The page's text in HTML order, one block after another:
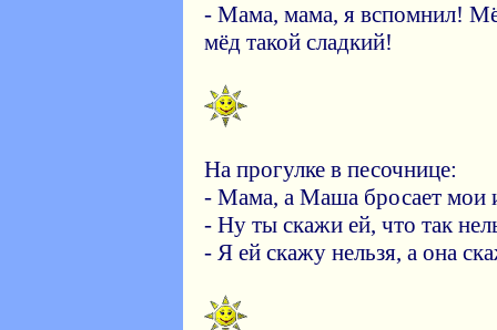
- Мама, мама, я вспомнил!
мёд такой сладкий!
На прогулке в песочнице:
- Мама, а Маша бросает мои
- Ну ты скажи ей, что так
- Я ей скажу нельзя, а она